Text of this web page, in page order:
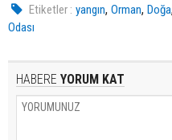
Etiketler : yangın,Orman,Doğa
Odası
HABERE YORUM KAT